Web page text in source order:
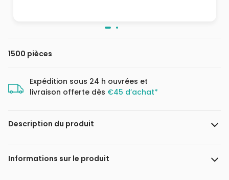
1500 pièces
Expédition sous 24 h ouvrées et
livraison offerte dès €45 d’achat*
Description du produit
Puzzle 1500 pièces. Submarine Fun de la marque HEYE, de la
série Cartoon Boîte triangulaire et de l'artiste Uli Oesterle -
Informations sur le produit